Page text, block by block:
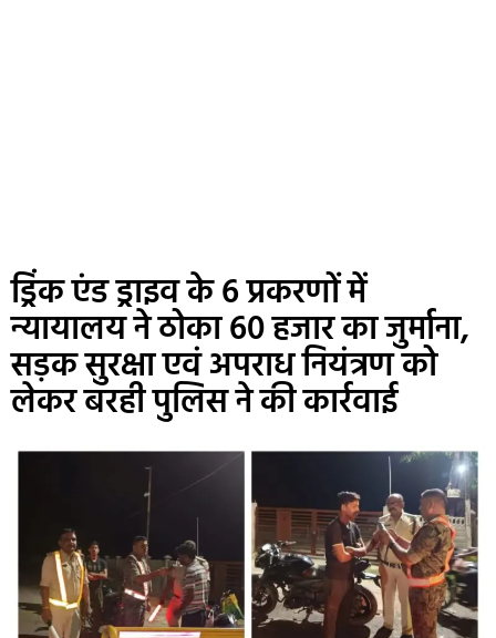
ड्रिंक एंड ड्राइव के 6 प्रकरणों में
न्यायालय ने ठोका 60 हजार का जुर्माना,
सड़क सुरक्षा एवं अपराध नियंत्रण को
लेकर बरही पुलिस ने की कार्रवाई